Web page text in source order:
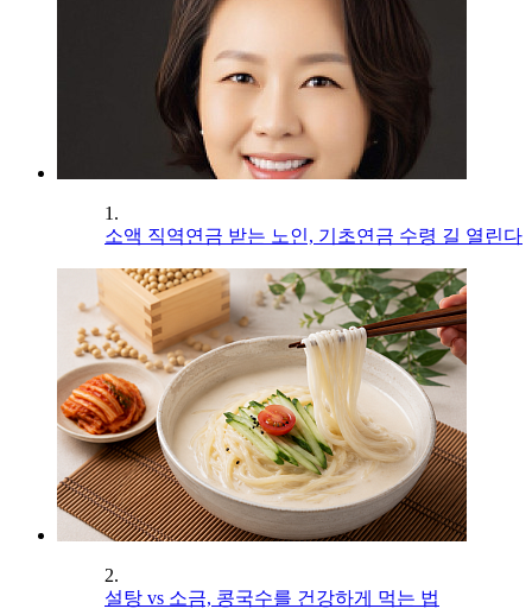
1.
소액 직역연금 받는 노인, 기초연금 수령 길 열린다
2.
설탕 vs 소금, 콩국수를 건강하게 먹는 법